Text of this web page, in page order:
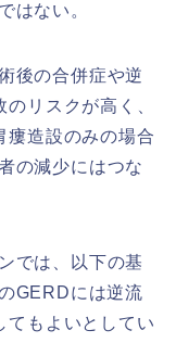
はない。
後の合併症や逆
リスクが高く、
造設のみの場合
の減少にはつな
では、以下の基
GERDには逆流
もよいとしてい